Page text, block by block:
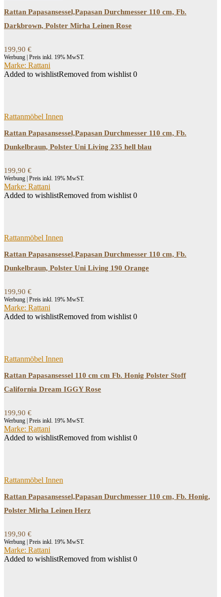
Rattan Papasansessel,Papasan Durchmesser 110 cm, Fb.
Darkbrown, Polster Mirha Leinen Rose
199,90 €
Werbung | Preis inkl. 19% MwST.
Marke: Rattani
Added to wishlistRemoved from wishlist 0
Rattanmöbel Innen
Rattan Papasansessel,Papasan Durchmesser 110 cm, Fb.
Dunkelbraun, Polster Uni Living 235 hell blau
199,90 €
Werbung | Preis inkl. 19% MwST.
Marke: Rattani
Added to wishlistRemoved from wishlist 0
Rattanmöbel Innen
Rattan Papasansessel,Papasan Durchmesser 110 cm, Fb.
Dunkelbraun, Polster Uni Living 190 Orange
199,90 €
Werbung | Preis inkl. 19% MwST.
Marke: Rattani
Added to wishlistRemoved from wishlist 0
Rattanmöbel Innen
Rattan Papasansessel 110 cm cm Fb. Honig Polster Stoff
California Dream IGGY Rose
199,90 €
Werbung | Preis inkl. 19% MwST.
Marke: Rattani
Added to wishlistRemoved from wishlist 0
Rattanmöbel Innen
Rattan Papasansessel,Papasan Durchmesser 110 cm, Fb. Honig,
Polster Mirha Leinen Herz
199,90 €
Werbung | Preis inkl. 19% MwST.
Marke: Rattani
Added to wishlistRemoved from wishlist 0